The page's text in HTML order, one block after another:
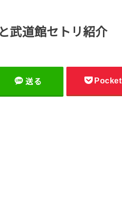
武道館セトリ紹介
送る Pocket